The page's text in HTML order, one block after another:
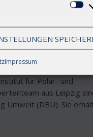
Impressum
des Wassers –
und
für Polar- und
aus Leipzig
Umwelt (DBU). Sie